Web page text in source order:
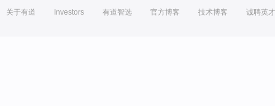
关于有道 Investors 有道智选 官方博客 技术博客 诚聘英才